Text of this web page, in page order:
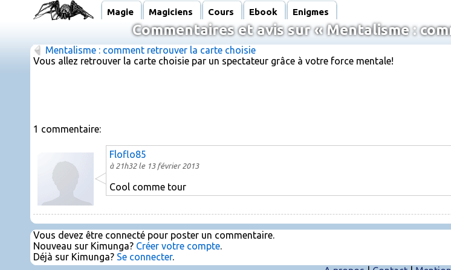
Magie Magiciens Cours Ebook Enigmes
Commentaires et avis sur « Mentalisme :
Mentalisme : comment retrouver la carte choisie
Vous allez retrouver la carte choisie par un spectateur grâce à votre force mentale!
1 commentaire:
Floflo85
à 21h32 le 13 février 2013
Cool comme tour
Vous devez être connecté pour poster un commentaire.
Nouveau sur Kimunga? Créer votre compte.
Déjà sur Kimunga? Se connecter.